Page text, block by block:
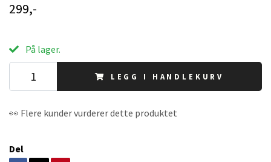
299,-
På lager.
LEGG I HANDLEKURV
👀 Flere kunder vurderer dette produktet
Del